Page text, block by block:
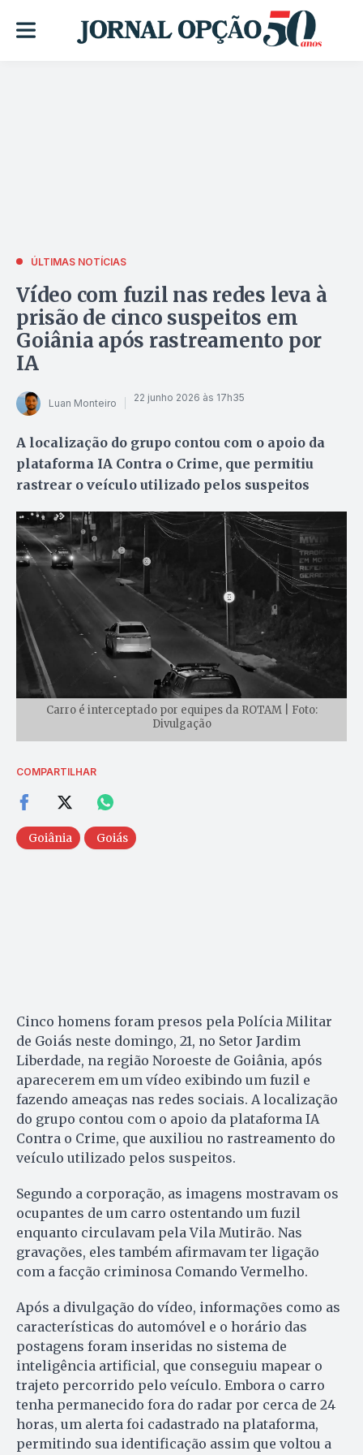
ÚLTIMAS NOTÍCIAS
Vídeo com fuzil nas redes leva à
prisão de cinco suspeitos em
Goiânia após rastreamento por
IA
Luan Monteiro 22 junho 2026 às 17h35
A localização do grupo contou com o apoio da
plataforma IA Contra o Crime, que permitiu
rastrear o veículo utilizado pelos suspeitos
Carro é interceptado por equipes da ROTAM | Foto:
Divulgação
COMPARTILHAR
Goiânia Goiás
Cinco homens foram presos pela Polícia Militar
de Goiás neste domingo, 21, no Setor Jardim
Liberdade, na região Noroeste de Goiânia, após
aparecerem em um vídeo exibindo um fuzil e
fazendo ameaças nas redes sociais. A localização
do grupo contou com o apoio da plataforma IA
Contra o Crime, que auxiliou no rastreamento do
veículo utilizado pelos suspeitos.
Segundo a corporação, as imagens mostravam os
ocupantes de um carro ostentando um fuzil
enquanto circulavam pela Vila Mutirão. Nas
gravações, eles também afirmavam ter ligação
com a facção criminosa Comando Vermelho.
Após a divulgação do vídeo, informações como as
características do automóvel e o horário das
postagens foram inseridas no sistema de
inteligência artificial, que conseguiu mapear o
trajeto percorrido pelo veículo. Embora o carro
tenha permanecido fora do radar por cerca de 24
horas, um alerta foi cadastrado na plataforma,
permitindo sua identificação assim que voltou a